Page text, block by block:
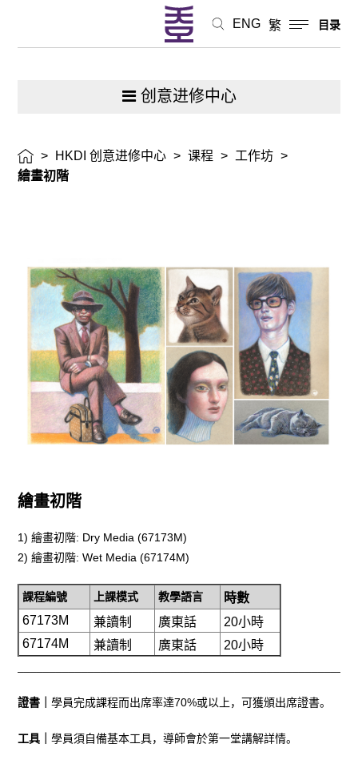
ENG 繁 目录
创意进修中心
> HKDI 创意进修中心 > 课程 > 工作坊 >
繪畫初階
繪畫初階
1) 繪畫初階: Dry Media (67173M)
2) 繪畫初階:Wet Media (67174M)
課程編號 上課模式 教學語言
時數
67173M
兼讀制 廣東話
20小時
67174M
兼讀制 廣東話 20小時
證書｜學員完成課程而出席率達70%或以上，可獲頒出席證書。
工具｜學員須自備基本工具，導師會於第一堂講解詳情。